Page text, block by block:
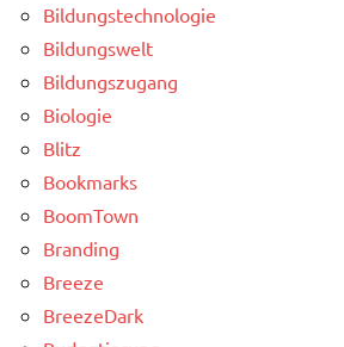
Bildungstechnologie
Bildungswelt
Bildungszugang
Biologie
Blitz
Bookmarks
BoomTown
Branding
Breeze
BreezeDark